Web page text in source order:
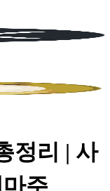
정리 | 사
주